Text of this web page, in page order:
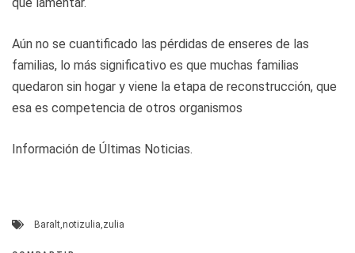
Aún no se cuantificado las pérdidas de enseres de las
familias, lo más significativo es que muchas familias
quedaron sin hogar y viene la etapa de reconstrucción, que
esa es competencia de otros organismos
Información de Últimas Noticias.
Baralt,notizulia,zulia